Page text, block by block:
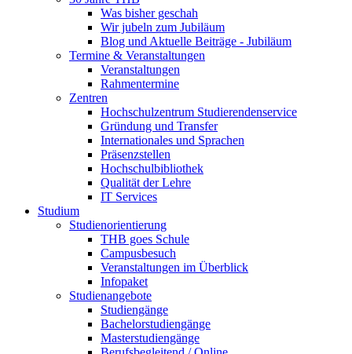
Was bisher geschah
Wir jubeln zum Jubiläum
Blog und Aktuelle Beiträge - Jubiläum
Termine & Veranstaltungen
Veranstaltungen
Rahmentermine
Zentren
Hochschulzentrum Studierendenservice
Gründung und Transfer
Internationales und Sprachen
Präsenzstellen
Hochschulbibliothek
Qualität der Lehre
IT Services
Studium
Studienorientierung
THB goes Schule
Campusbesuch
Veranstaltungen im Überblick
Infopaket
Studienangebote
Studiengänge
Bachelorstudiengänge
Masterstudiengänge